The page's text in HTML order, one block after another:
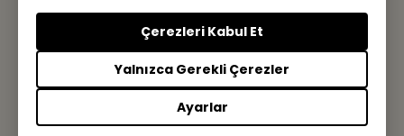
Ayarlar
Yalnızca Gerekli Çerezler
Çerezleri Kabul Et
BenQ Türkiye
BenQ Turkiye
İstanbul / Turkey
Veya yerel ofisi bulun